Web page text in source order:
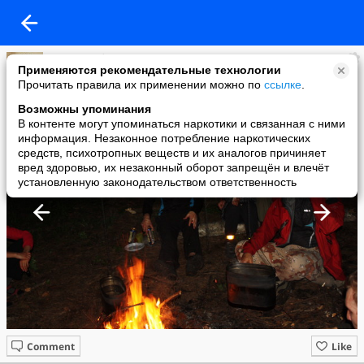
Применяются рекомендательные технологии
Прочитать правила их применении можно по ссылке
Возможны упоминания
В контенте могут упоминаться наркотики и связанная с ними
информация. Незаконное потребление наркотических
средств, психотропных веществ и их аналогов причиняет
вред здоровью, их незаконный оборот запрещён и влечёт
установленную законодательством ответственность
Костя Сдобников
added a photo
02 Jun в 18:27
Like
Comment